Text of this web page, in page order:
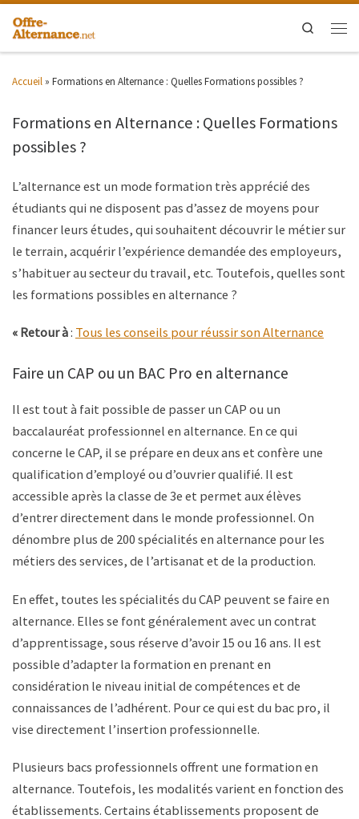
Search
Accueil » Formations en Alternance : Quelles Formations possibles ?
Formations en Alternance : Quelles Formations
possibles ?
L’alternance est un mode formation très apprécié des
étudiants qui ne disposent pas d’assez de moyens pour
financer leurs études, qui souhaitent découvrir le métier sur
le terrain, acquérir l’expérience demandée des employeurs,
s’habituer au secteur du travail, etc. Toutefois, quelles sont
les formations possibles en alternance ?
« Retour à: Tous les conseils pour réussir son Alternance
Faire un CAP ou un BAC Pro en alternance
Il est tout à fait possible de passer un CAP ou un
baccalauréat professionnel en alternance. En ce qui
concerne le CAP, il se prépare en deux ans et confère une
qualification d’employé ou d’ouvrier qualifié. Il est
accessible après la classe de 3e et permet aux élèves
d’entrer directement dans le monde professionnel. On
dénombre plus de 200 spécialités en alternance pour les
métiers des services, de l’artisanat et de la production.
En effet, toutes les spécialités du CAP peuvent se faire en
alternance. Elles se font généralement avec un contrat
d’apprentissage, sous réserve d’avoir 15 ou 16 ans. Il est
possible d’adapter la formation en prenant en
considération le niveau initial de compétences et de
connaissances de l’adhérent. Pour ce qui est du bac pro, il
vise directement l’insertion professionnelle.
Plusieurs bacs professionnels offrent une formation en
alternance. Toutefois, les modalités varient en fonction des
établissements. Certains établissements proposent de